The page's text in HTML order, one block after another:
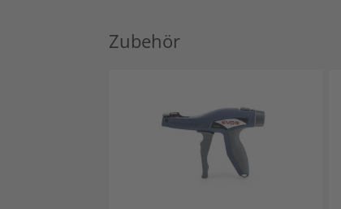
Zubehör